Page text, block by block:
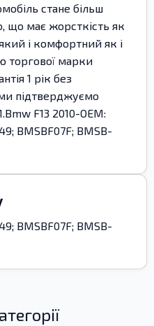
стане більш
що має жорсткість як
і комфортний як і
торгової марки
1 рік без
підтверджуємо
F13 2010-OEM:
BMSBF07F; BMSB-
BMSBF07F; BMSB-